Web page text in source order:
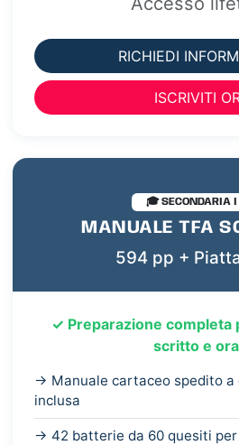
RICHIEDI
ISCRIVITI
🎓 SECONDARIA I
MANUALE TFA
594 pp +
✓ Preparazione completa
scritto e
→ Manuale cartaceo spedito a
inclusa
→ 42 batterie da 60 quesiti per